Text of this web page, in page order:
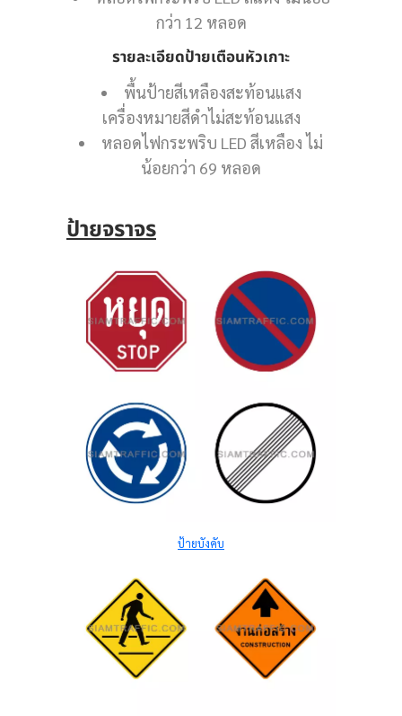
กว่า 12 หลอด
รายละเอียดป้ายเตือนหัวเกาะ
พื้นป้ายสีเหลืองสะท้อนแสง
เครื่องหมายสีดำไม่สะท้อนแสง
หลอดไฟกระพริบ LED สีเหลือง ไม่
น้อยกว่า 69 หลอด
ป้ายจราจร
ป้ายบังคับ